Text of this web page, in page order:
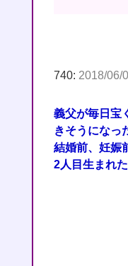
740: 2018/06/
義父が毎日宝
きそうになっ
結婚前、妊娠
2人目生まれ